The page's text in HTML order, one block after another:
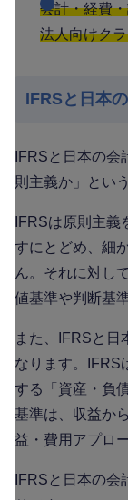
会計・経費
法人向けク
IFRSと日本
IFRSと日本の
則主義か」とい
IFRSは原則主
すにとどめ、細
ん。それに対し
値基準や判断基
また、IFRSと日
なります。IFRS
する「資産・負
基準は、収益か
益・費用アプロ
IFRSと日本の